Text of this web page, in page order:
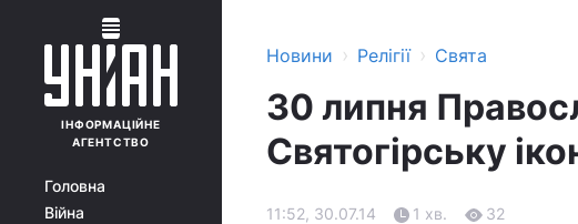
ІНФОРМАЦІЙНЕ
АГЕНТСТВО
Головна
Війна
Новини › Релігії › Свята
30 липня
Святогірську
11:52, 30.07.14 1 хв. 32